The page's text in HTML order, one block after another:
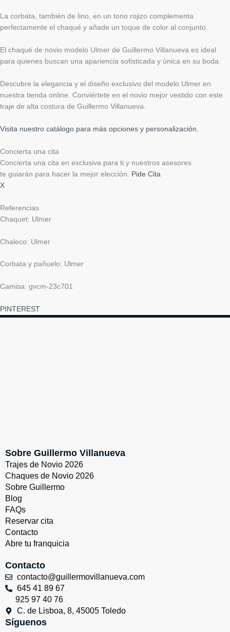
La corbata, también de lino, en un tono rojizo complementa
perfectamente el chaqué y añade un toque de color al conjunto.
El chaqué de novio modelo Ulmer de Guillermo Villanueva es ideal
para quienes buscan una apariencia sofisticada y única en su boda.
Descubre la elegancia y el diseño exclusivo del modelo Ulmer en
nuestra tienda online. Conviértete en el novio mejor vestido con este
traje de alta costura de Guillermo Villanueva.
Visita nuestro catálogo para más opciones y personalización.
Concierta una cita
Concierta una cita en exclusiva para ti y nuestros asesores
te guiarán para hacer la mejor elección.
Pide Cita
X
Referencias
Chaquet: Ulmer
Chaleco: Ulmer
Corbata y pañuelo: Ulmer
Camisa: gvcm-23c701
PINTEREST
Sobre Guillermo Villanueva
Trajes de Novio 2026
Chaques de Novio 2026
Sobre Guillermo
Blog
FAQs
Reservar cita
Contacto
Abre tu franquicia
Contacto
contacto@guillermovillanueva.com
645 41 89 67
925 97 40 76
C. de Lisboa, 8, 45005 Toledo
Síguenos